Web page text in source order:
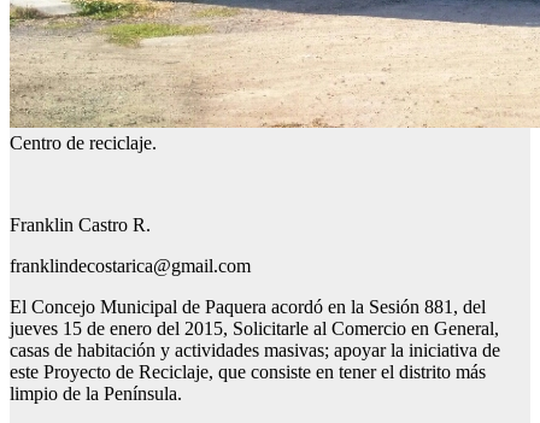
Centro de reciclaje.
Franklin Castro R.
franklindecostarica@gmail.com
El Concejo Municipal de Paquera acordó en la Sesión 881, del
jueves 15 de enero del 2015, Solicitarle al Comercio en General,
casas de habitación y actividades masivas; apoyar la iniciativa de
este Proyecto de Reciclaje, que consiste en tener el distrito más
limpio de la Península.